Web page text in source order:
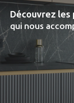
Découvrez les
qui nous